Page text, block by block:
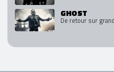
GHOST
De retour sur